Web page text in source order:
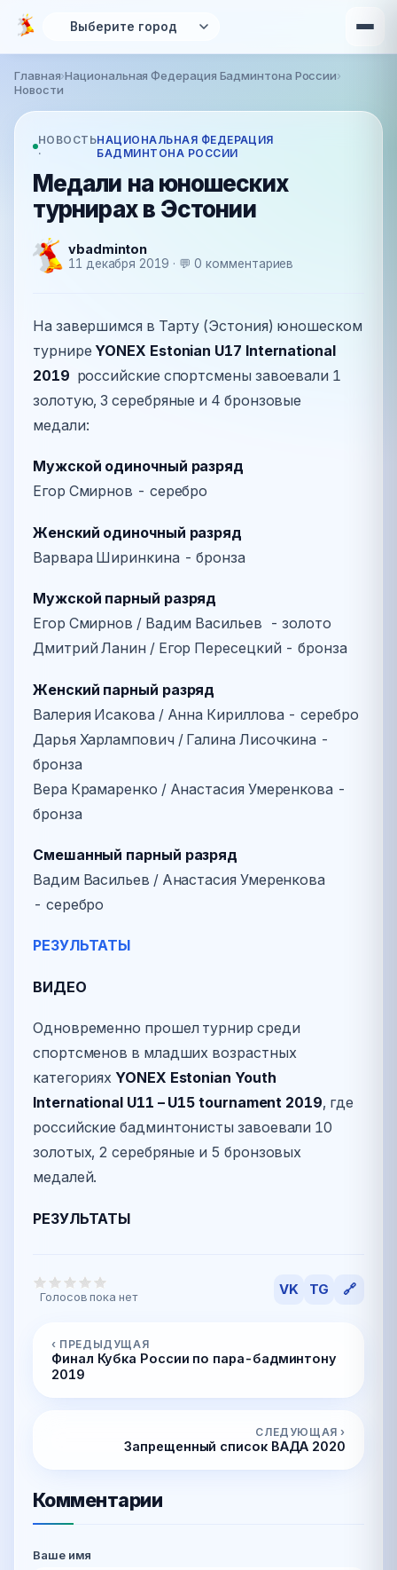
Перейти к основному содержанию
Вы здесь
Главная›Национальная Федерация Бадминтона России›
Новости
НОВОСТЬ
·
НАЦИОНАЛЬНАЯ ФЕДЕРАЦИЯ
БАДМИНТОНА РОССИИ
Медали на юношеских
турнирах в Эстонии
vbadminton
11 декабря 2019 · 💬 0 комментариев
На завершимся в Тарту (Эстония) юношеском
турнире YONEX Estonian U17 International
2019 российские спортсмены завоевали 1
золотую, 3 серебряные и 4 бронзовые
медали:
Мужской одиночный разряд
Егор Смирнов - серебро
Женский одиночный разряд
Варвара Ширинкина - бронза
Мужской парный разряд
Егор Смирнов / Вадим Васильев - золото
Дмитрий Ланин / Егор Пересецкий - бронза
Женский парный разряд
Валерия Исакова / Анна Кириллова - серебро
Дарья Харлампович / Галина Лисочкина -
бронза
Вера Крамаренко / Анастасия Умеренкова -
бронза
Смешанный парный разряд
Вадим Васильев / Анастасия Умеренкова
- серебро
РЕЗУЛЬТАТЫ
ВИДЕО
Одновременно прошел турнир среди
спортсменов в младших возрастных
категориях YONEX Estonian Youth
International U11 – U15 tournament 2019, где
российские бадминтонисты завоевали 10
золотых, 2 серебряные и 5 бронзовых
медалей.
РЕЗУЛЬТАТЫ
Голосов пока нет VK TG 🔗
‹ ПРЕДЫДУЩАЯ
Финал Кубка России по пара-бадминтону
2019
СЛЕДУЮЩАЯ ›
Запрещенный список ВАДА 2020
Комментарии
Ваше имя